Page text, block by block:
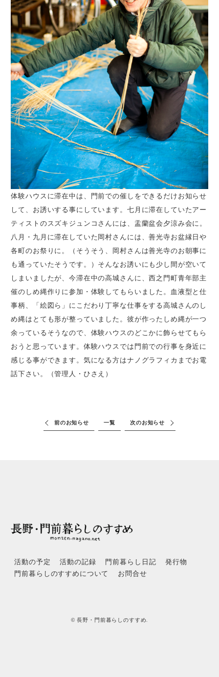
体験ハウスに滞在中は、門前での催しをできるだけお知らせ
して、お誘いする事にしています。七月に滞在していたアー
ティストのスズキジュンコさんには、盂蘭盆会夕涼み会に。
八月・九月に滞在していた岡村さんには、善光寺お盆縁日や
各町のお祭りに。（そうそう、岡村さんは善光寺のお朝事に
も通っていたそうです。）そんなお誘いにも少し間が空いて
しまいましたが、今滞在中の高城さんに、西之門町青年部主
催のしめ縄作りに参加・体験してもらいました。血液型と仕
事柄、「絵図ら」にこだわり丁寧な仕事をする高城さんのし
め縄はとても形が整っていました。彼が作ったしめ縄が一つ
余っているそうなので、体験ハウスのどこかに飾らせてもら
おうと思っています。体験ハウスでは門前での行事を身近に
感じる事ができます。気になる方はナノグラフィカまでお電
話下さい。（管理人・ひさえ）
前のお知らせ 一覧 次のお知らせ
活動の予定 活動の記録 門前暮らし日記
発行物
門前暮らしのすすめについて
お問合せ
© 長野・門前暮らしのすすめ.